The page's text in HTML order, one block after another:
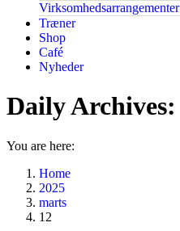
Virksomhedsarrangementer
Træner
Shop
Café
Nyheder
Daily Archives:
You are here:
Home
2025
marts
12